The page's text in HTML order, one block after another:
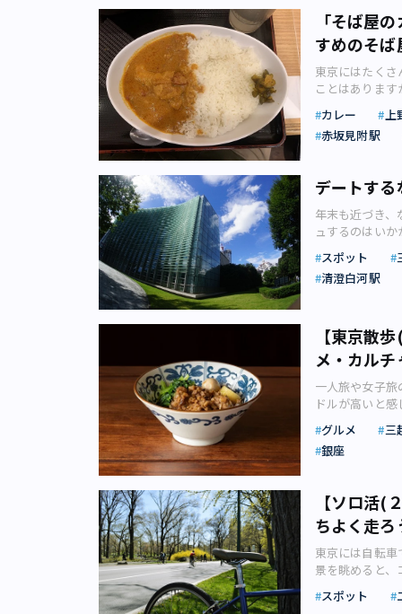
線・半蔵門線
■「ベリーチョ
開催場所：フ
16:30（L.O.）
公式サイトを
5880（MAISON
駅より徒歩3分
祝日1名9,800
ング付き） ※
手町】 住所：
丸ノ内線・東
#Ohanami 桜ア
（日） 開催場所
新宿3-4-7 TEL
田急・都営新
間：2023年3月
「トゥエンテ
～（税サ込）
ド東京】 住所
ス： 都営大江
橋駅より徒歩7
央区日本橋蛎
結 東京メト
ヴィーガンメニ
（LO.14:30）
料込。詳細は
TEL：03-6388-
浅草線・東京メ
でできるため
～23:00（
（100円）など
（画像：八重
を楽しめる「
った良質なオ
スター料理を楽
もちろんのこと
22:00（
平日11:00～
3455 日本各地
像：photoAC
た「ヤエチカ」
を目指してい
かがでしょうか？ ■ヤエチカ 所在地：東京都中央区八重洲2-1 B1F～B2F 営業
ッション・生
ます） アクセ
ングラウンジ
で、ワーケー
ビジネスやレジ
社リリースよ
続いて、東京
本が手掛ける
ーティー）」が
「for Travel・
「ホテル B4T
株式会社リリ
クセス：JR東
ンド『THE
「THE SENSE
ー”という絶
で利用できる別
インは空間プ
ムリリースよ
セス：富士急
線 大月駅より
らいプレミア
CRUISING」を
も特徴です。
倉庫やパシフィ
式会社リリー
横浜市西区み
より徒歩約6分
開するアスコ
ープンします
ト横浜」は地
数の客室にキッ
創出が期待で
式会社リリー
困難者対策条
井戸の整備や
災害も多く、
「Otemachi
は、「
ト ・フラワー
ルグリーン」
が開催された
景、水景を眺め
たくさんあり
では、今回の
か？ ※ウィン
リースより）
自然を感じな
エリアでは希
環境学習イベン
新たに誕生し
■Otemachi
徒歩5分
うした経緯も
した。 都心の
（大己貴命）
です。 ビジネ
的な神社です。
を（画像：
り。江戸幕府初
1185（元暦2）
緒に「操り人
り、ご祭神の
含まれていま
は東京都内でゆ
関わりのある神
2023年は都内
しょうか。 ■
12:00、13:00
末年始（12月
は16:30まで）
月末日9:00～
駅より徒歩約5
9:00～17:30
野駅より徒歩
クセス：JR総
御茶ノ水駅よ
秋葉原駅より
9:00～17:00)
ルメ屋台も楽
アで有名なシュ
ます。 その他
昼から開店し
が輝く夜がお
シーリリース
言えば、ニュー
実は東京都内に
式会社リリー
1日～25日にか
「Marunouchi
心の真ん中で
利用は有料かつ
り：LV フィッ
京駅からすぐ
れしいポイン
店。丸の内二
Block１（丸
なしの六本木
を持つのが、
Christmas
で16回目を迎
株式会社リリ
候を気にせず
ミネーション
けやき坂イル
ット 季節のイ
囲まれると、
ングやディナ
の日並びも影
日と週末に重
相応しい都内デ
関連記事：再
本店／パイプ
橋三越本店では
るクリスマス
面玄関に鎮座
お客様をお出
で撮影したくな
ィングスリリ
にあるパイプ
色を聞きなが
人気のクリス
グスリリース
では、同グル
ます。 「
会社 三越伊勢
も有名な伊勢
ジ＃5」を中心
去ってしまい
公式ホームペ
life puzzle、
グスリリース
マスパーティ
ーンを行って
彩る強い味方、
「そば屋
すめのそ
東京にはたく
ことはありま
が食べられる
て、フリーラ
つにカレーが
レーはなんとな
せんでした。
変魅力的なも
例外もたくさ
レーをご紹介い
之頭五郎が愛
とりません。
よもだそばの
ネギ、トマト
レーを食べた
ーはまず他店
ラサラとした
写っていませ
パイスが効いて
すめです。 ＞
ち食い「そば
いきませんが
を出てすぐに
リーマンとお
す。 カウンタ
カレー 上
赤坂見附駅
デートす
年末も近づき
ュするのはい
すめ美術館に
ただしい気持ち
いものです。
見を共有でき
て出かけよう
京都の統計年
ト作品を展示
館やデザイン
ません。 また
おすすめ。 慌
には数多くの
はないでしょ
ついてご紹介
のが、六本木
ポットとして
川紀章が最後
など話題の展覧
スポット
清澄白河駅
【東京散
メ・カルチ
一人旅や女子
ドルが高いと
じですか？ ア
堂」、「台湾カ
ぁ」食感の「
鮮な気分にな
台湾スイーツも
ステラ（イメ
ポットが次々
から銀座までの
グルメ 三
銀座
【ソロ活(
ちよく走ろ
東京には自転
景を眺めると
ていなくても
り様に楽しんで
スポット